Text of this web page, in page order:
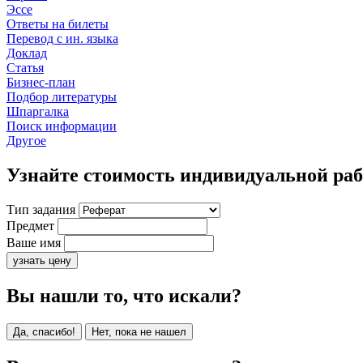
Эссе
Ответы на билеты
Перевод с ин. языка
Доклад
Статья
Бизнес-план
Подбор литературы
Шпаргалка
Поиск информации
Другое
Узнайте стоимость индивидуальной
Тип задания
Предмет
Ваше имя
узнать цену
Вы нашли то, что искали?
Да, спасибо! Нет, пока не нашел